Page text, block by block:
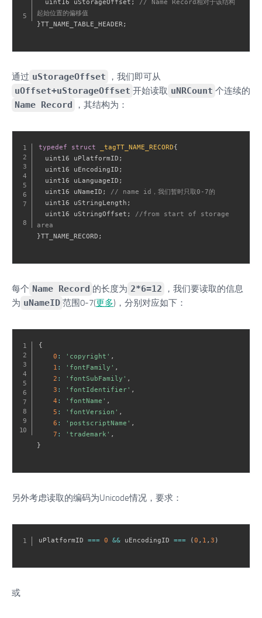
  uint16 uStorageOffset
;
// Name Record相对于该结构
起始位置的偏移值
}TT_NAME_TABLE_HEADER;
通过 uStorageOffset
，我们即可从
uOffset+uStorageOffset 开始读取 uNRCount 个连续的
Name Record
，其结构为：
typedef struct _tagTT_NAME_RECORD{
  uint16 uPlatformID
;
  uint16 uEncodingID
;
  uint16 uLanguageID
;
  uint16 uNameID
;
// name id，我们暂时只取0-7的
  uint16 uStringLength
;
  uint16 uStringOffset
;
//from start of storage
area
}TT_NAME_RECORD ;
每个 Name Record 的长度为 2*6=12
，我们要读取的信息
为 uNameID 范围0-7(更多)，分别对应如下：
{
0 : 'copyright' ,
1 : 'fontFamily' ,
2 : 'fontSubFamily' ,
3 : 'fontIdentifier' ,
4 : 'fontName' ,
5 : 'fontVersion' ,
6 : 'postscriptName' ,
7 : 'trademark' ,
}
另外考虑读取的编码为Unicode情况，要求：
uPlatformID === 0 && uEncodingID === (0 , 1 , 3 )
或